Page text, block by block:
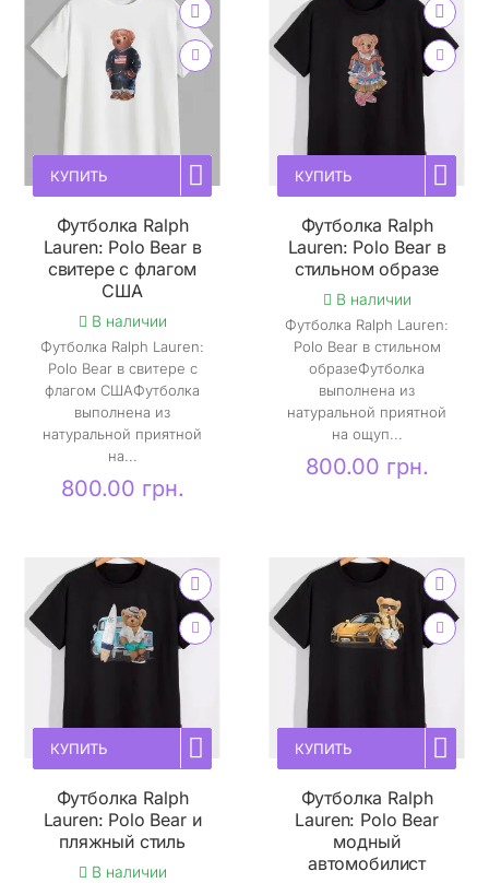
КУПИТЬ
Футболка Ralph
Lauren: Polo Bear в
свитере с флагом
США
В наличии
Футболка Ralph Lauren:
Polo Bear в свитере с
флагом СШАФутболка
выполнена из
натуральной приятной
на...
800.00 грн.
КУПИТЬ
Футболка Ralph
Lauren: Polo Bear в
стильном образе
В наличии
Футболка Ralph Lauren:
Polo Bear в стильном
образеФутболка
выполнена из
натуральной приятной
на ощуп...
800.00 грн.
КУПИТЬ
Футболка Ralph
Lauren: Polo Bear и
пляжный стиль
В наличии
КУПИТЬ
Футболка Ralph
Lauren: Polo Bear
модный
автомобилист